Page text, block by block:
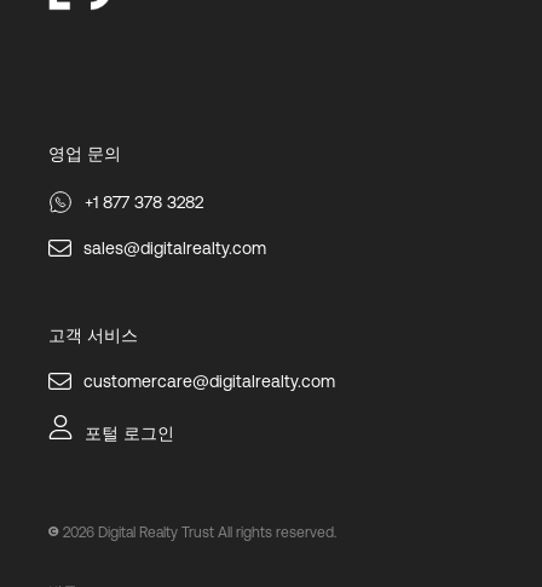
영업 문의
+1 877 378 3282
sales@digitalrealty.com
고객 서비스
customercare@digitalrealty.com
포털 로그인
2026 Digital Realty Trust All rights reserved.